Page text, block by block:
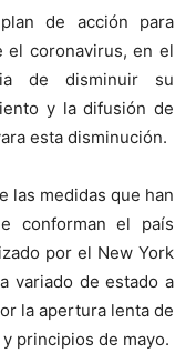
de acción para
el coronavirus, en el
de disminuir su
y la difusión de
esta disminución.
las medidas que han
conforman el país
por el New York
variado de estado a
la apertura lenta de
principios de mayo.